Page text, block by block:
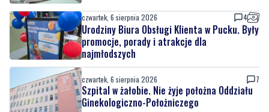
czwartek, 6 sierpnia 2026 4
Urodziny Biura Obsługi Klienta w Pucku. Były
promocje, porady i atrakcje dla
najmłodszych
czwartek, 6 sierpnia 2026 7
Szpital w żałobie. Nie żyje położna Oddziału
Ginekologiczno-Położniczego